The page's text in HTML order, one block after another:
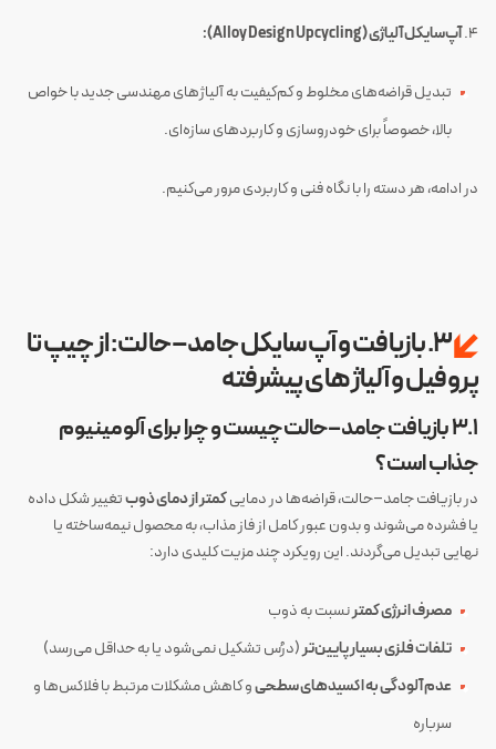
۴. آپ‌سایکل آلیاژی (Alloy Design Upcycling):
تبدیل قراضه‌های مخلوط و کم‌کیفیت به آلیاژهای مهندسی جدید با خواص
بالا، خصوصاً برای خودروسازی و کاربردهای سازه‌ای.
در ادامه، هر دسته را با نگاه فنی و کاربردی مرور می‌کنیم.
۳. بازیافت و آپ‌سایکل جامد–حالت: از چیپ تا
پروفیل و آلیاژهای پیشرفته
۳.۱ بازیافت جامد–حالت چیست و چرا برای آلومینیوم
جذاب است؟
در بازیافت جامد–حالت، قراضه‌ها در دماییکمتر از دمای ذوبتغییر شکل داده
یا فشرده می‌شوند و بدون عبور کامل از فاز مذاب، به محصول نیمه‌ساخته یا
نهایی تبدیل می‌گردند. این رویکرد چند مزیت کلیدی دارد:
مصرف انرژی کمترنسبت به ذوب
تلفات فلزی بسیار پایین‌تر(درُس تشکیل نمی‌شود یا به حداقل می‌رسد)
عدم آلودگی به اکسیدهای سطحیو کاهش مشکلات مرتبط با فلاکس‌ها و
سرباره